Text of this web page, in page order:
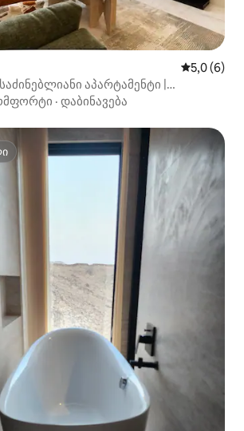
საშუალო
5,0 (6)
აპარტამენტი |
| ალ‑შარაა
· დაბინავება